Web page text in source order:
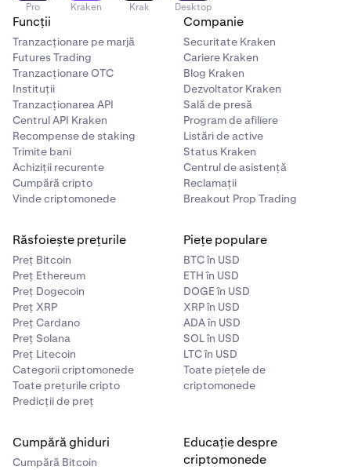
Pro Kraken Krak Desktop
Funcții
Tranzacționare pe marjă
Futures Trading
Tranzacționare OTC
Instituții
Tranzacționarea API
Centrul API Kraken
Recompense de staking
Trimite bani
Achiziții recurente
Cumpără cripto
Vinde criptomonede
Companie
Securitate Kraken
Cariere Kraken
Blog Kraken
Dezvoltator Kraken
Sală de presă
Program de afiliere
Listări de active
Status Kraken
Centrul de asistență
Reclamații
Breakout Prop Trading
Răsfoiește prețurile
Preț Bitcoin
Preț Ethereum
Preț Dogecoin
Preț XRP
Preț Cardano
Preț Solana
Preț Litecoin
Categorii criptomonede
Toate prețurile cripto
Predicții de preț
Piețe populare
BTC în USD
ETH în USD
DOGE în USD
XRP în USD
ADA în USD
SOL în USD
LTC în USD
Toate piețele de
criptomonede
Cumpără ghiduri
Cumpără Bitcoin
Educație despre
criptomonede